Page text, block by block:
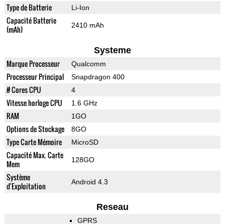
Type de Batterie Li-Ion
Capacité Batterie
(mAh)
2410 mAh
Systeme
Marque Processeur Qualcomm
Processeur Principal Snapdragon 400
# Cores CPU 4
Vitesse horloge CPU 1.6 GHz
RAM 1GO
Options de Stockage 8GO
Type Carte Mémoire MicroSD
Capacité Max. Carte
Mem
128GO
Système
d'Exploitation
Android 4.3
Reseau
GPRS